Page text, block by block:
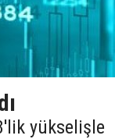
yükselişle